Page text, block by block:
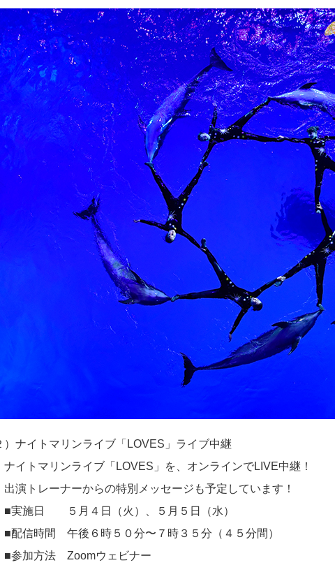
）ナイトマリンライブ「LOVES」ライブ中継
トマリンライブ「LOVES」を、オンラインでLIVE中継！
トレーナーからの特別メッセージも予定しています！
施日 ５月４日（火）、５月５日（水）
信時間 午後６時５０分〜７時３５分（４５分間）
加方法 Zoomウェビナー